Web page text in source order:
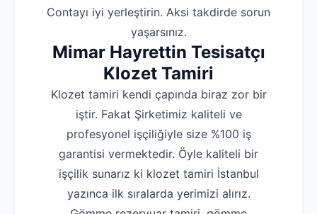
‌Contayı iyi yerleştirin. Aksi takdirde sorun
yaşarsınız.
Mimar Hayrettin Tesisatçı
Klozet Tamiri
Klozet tamiri kendi çapında biraz zor bir
iştir. Fakat Şirketimiz kaliteli ve
profesyonel işçiliğiyle size %100 iş
garantisi vermektedir. Öyle kaliteli bir
işçilik sunarız ki klozet tamiri İstanbul
yazınca ilk sıralarda yerimizi alırız.